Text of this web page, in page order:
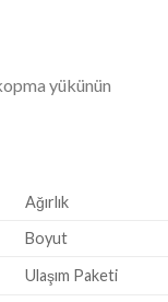
yükünün
Ağırlık
Boyut
Ulaşım Paketi